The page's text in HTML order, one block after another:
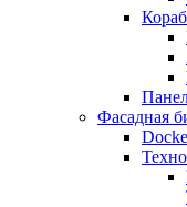
Фасадная